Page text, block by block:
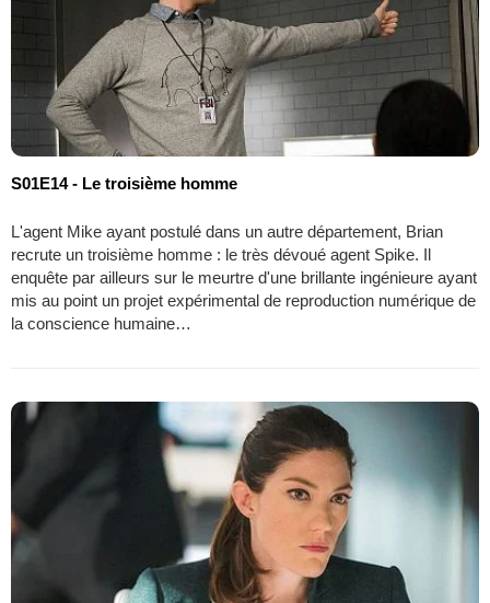
S01E14 - Le troisième homme
L'agent Mike ayant postulé dans un autre département, Brian
recrute un troisième homme : le très dévoué agent Spike. Il
enquête par ailleurs sur le meurtre d'une brillante ingénieure ayant
mis au point un projet expérimental de reproduction numérique de
la conscience humaine…